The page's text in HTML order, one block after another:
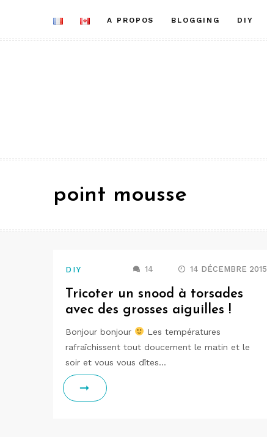
contenu
A PROPOS BLOGGING DIY
point mousse
DIY 14 14 DÉCEMBRE 2015
Tricoter un snood à torsades
avec des grosses aiguilles !
Bonjour bonjour
Les températures
rafraîchissent tout doucement le matin et le
soir et vous vous dîtes…